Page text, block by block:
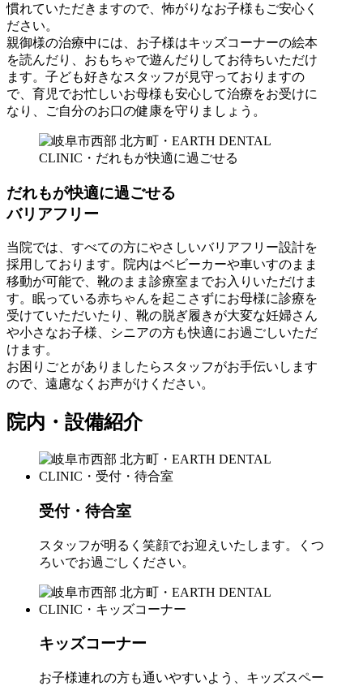
慣れていただきますので、怖がりなお子様もご安心く
ださい。
親御様の治療中には、お子様はキッズコーナーの絵本
を読んだり、おもちゃで遊んだりしてお待ちいただけ
ます。子ども好きなスタッフが見守っておりますの
で、育児でお忙しいお母様も安心して治療をお受けに
なり、ご自分のお口の健康を守りましょう。
だれもが快適に過ごせる
バリアフリー
当院では、すべての方にやさしいバリアフリー設計を
採用しております。院内はベビーカーや車いすのまま
移動が可能で、靴のまま診療室までお入りいただけま
す。眠っている赤ちゃんを起こさずにお母様に診療を
受けていただいたり、靴の脱ぎ履きが大変な妊婦さん
や小さなお子様、シニアの方も快適にお過ごしいただ
けます。
お困りごとがありましたらスタッフがお手伝いします
ので、遠慮なくお声がけください。
院内・設備紹介
受付・待合室
スタッフが明るく笑顔でお迎えいたします。くつ
ろいでお過ごしください。
キッズコーナー
お子様連れの方も通いやすいよう、キッズスペー